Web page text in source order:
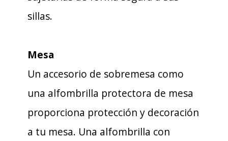
sillas.
Mesa
Un accesorio de sobremesa como
una alfombrilla protectora de mesa
proporciona protección y decoración
a tu mesa. Una alfombrilla con